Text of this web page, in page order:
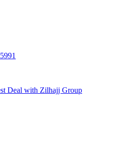
Deal with Zilhajj Group